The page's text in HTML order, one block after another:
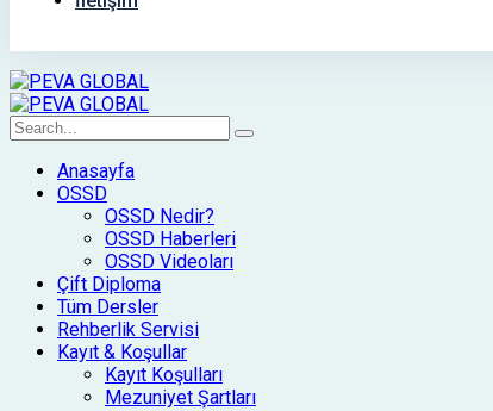
Anasayfa
OSSD
OSSD Nedir?
OSSD Haberleri
OSSD Videoları
Çift Diploma
Tüm Dersler
Rehberlik Servisi
Kayıt & Koşullar
Kayıt Koşulları
Mezuniyet Şartları